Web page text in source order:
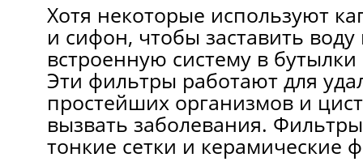
Хотя некоторые используют
и сифон, чтобы заставить
встроенную систему в
Эти фильтры работают для
простейших организмов и
вызвать заболевания.
тонкие сетки и керамические